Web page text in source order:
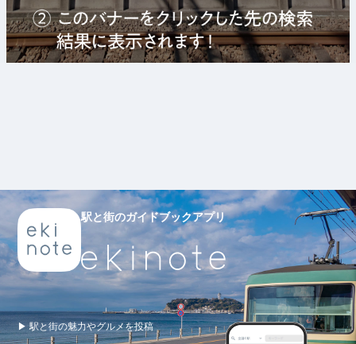
駅と街のガイドブックアプリ
▶ 駅と街の魅力やグルメを投稿